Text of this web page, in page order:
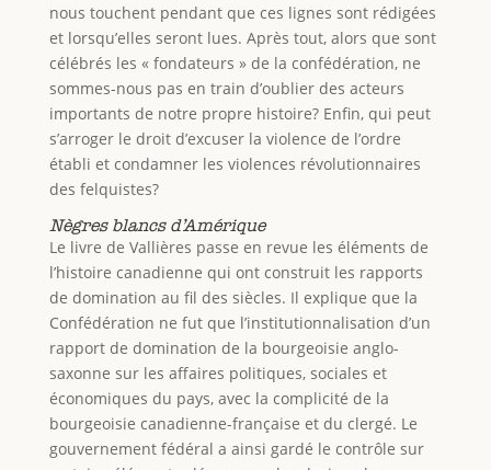
nous touchent pendant que ces lignes sont rédigées
et lorsqu’elles seront lues. Après tout, alors que sont
célébrés les « fondateurs » de la confédération, ne
sommes-nous pas en train d’oublier des acteurs
importants de notre propre histoire? Enfin, qui peut
s’arroger le droit d’excuser la violence de l’ordre
établi et condamner les violences révolutionnaires
des felquistes?
Nègres blancs d’Amérique
Le livre de Vallières passe en revue les éléments de
l’histoire canadienne qui ont construit les rapports
de domination au fil des siècles. Il explique que la
Confédération ne fut que l’institutionnalisation d’un
rapport de domination de la bourgeoisie anglo-
saxonne sur les affaires politiques, sociales et
économiques du pays, avec la complicité de la
bourgeoisie canadienne-française et du clergé. Le
gouvernement fédéral a ainsi gardé le contrôle sur